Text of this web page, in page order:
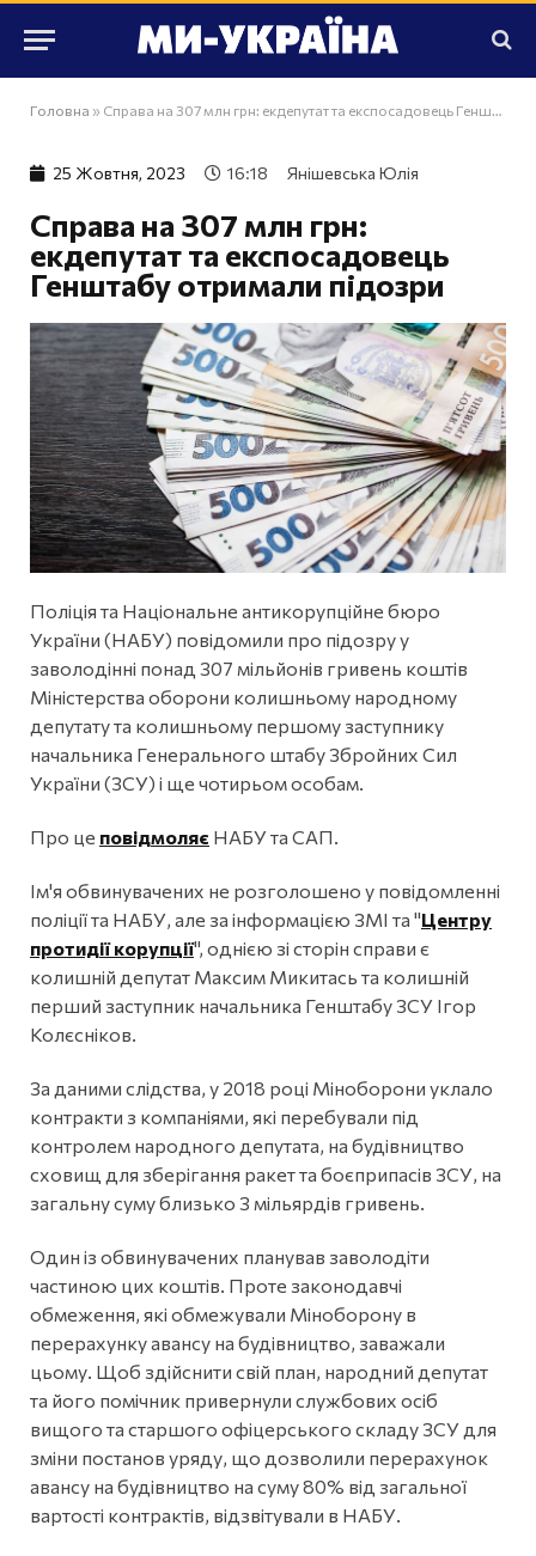
Головна » Справа на 307 млн грн: екдепутат та експосадовець Генштабу отримали підозри
25 Жовтня, 2023 16:18 Янішевська Юлія
Справа на 307 млн грн:
екдепутат та експосадовець
Генштабу отримали підозри
Поліція та Національне антикорупційне бюро
України (НАБУ) повідомили про підозру у
заволодінні понад 307 мільйонів гривень коштів
Міністерства оборони колишньому народному
депутату та колишньому першому заступнику
начальника Генерального штабу Збройних Сил
України (ЗСУ) і ще чотирьом особам.
Про це повідмоляє НАБУ та САП.
Ім'я обвинувачених не розголошено у повідомленні
поліції та НАБУ, але за інформацією ЗМІ та "Центру
протидії корупції", однією зі сторін справи є
колишній депутат Максим Микитась та колишній
перший заступник начальника Генштабу ЗСУ Ігор
Колєсніков.
За даними слідства, у 2018 році Міноборони уклало
контракти з компаніями, які перебували під
контролем народного депутата, на будівництво
сховищ для зберігання ракет та боєприпасів ЗСУ, на
загальну суму близько 3 мільярдів гривень.
Один із обвинувачених планував заволодіти
частиною цих коштів. Проте законодавчі
обмеження, які обмежували Міноборону в
перерахунку авансу на будівництво, заважали
цьому. Щоб здійснити свій план, народний депутат
та його помічник привернули службових осіб
вищого та старшого офіцерського складу ЗСУ для
зміни постанов уряду, що дозволили перерахунок
авансу на будівництво на суму 80% від загальної
вартості контрактів, відзвітували в НАБУ.